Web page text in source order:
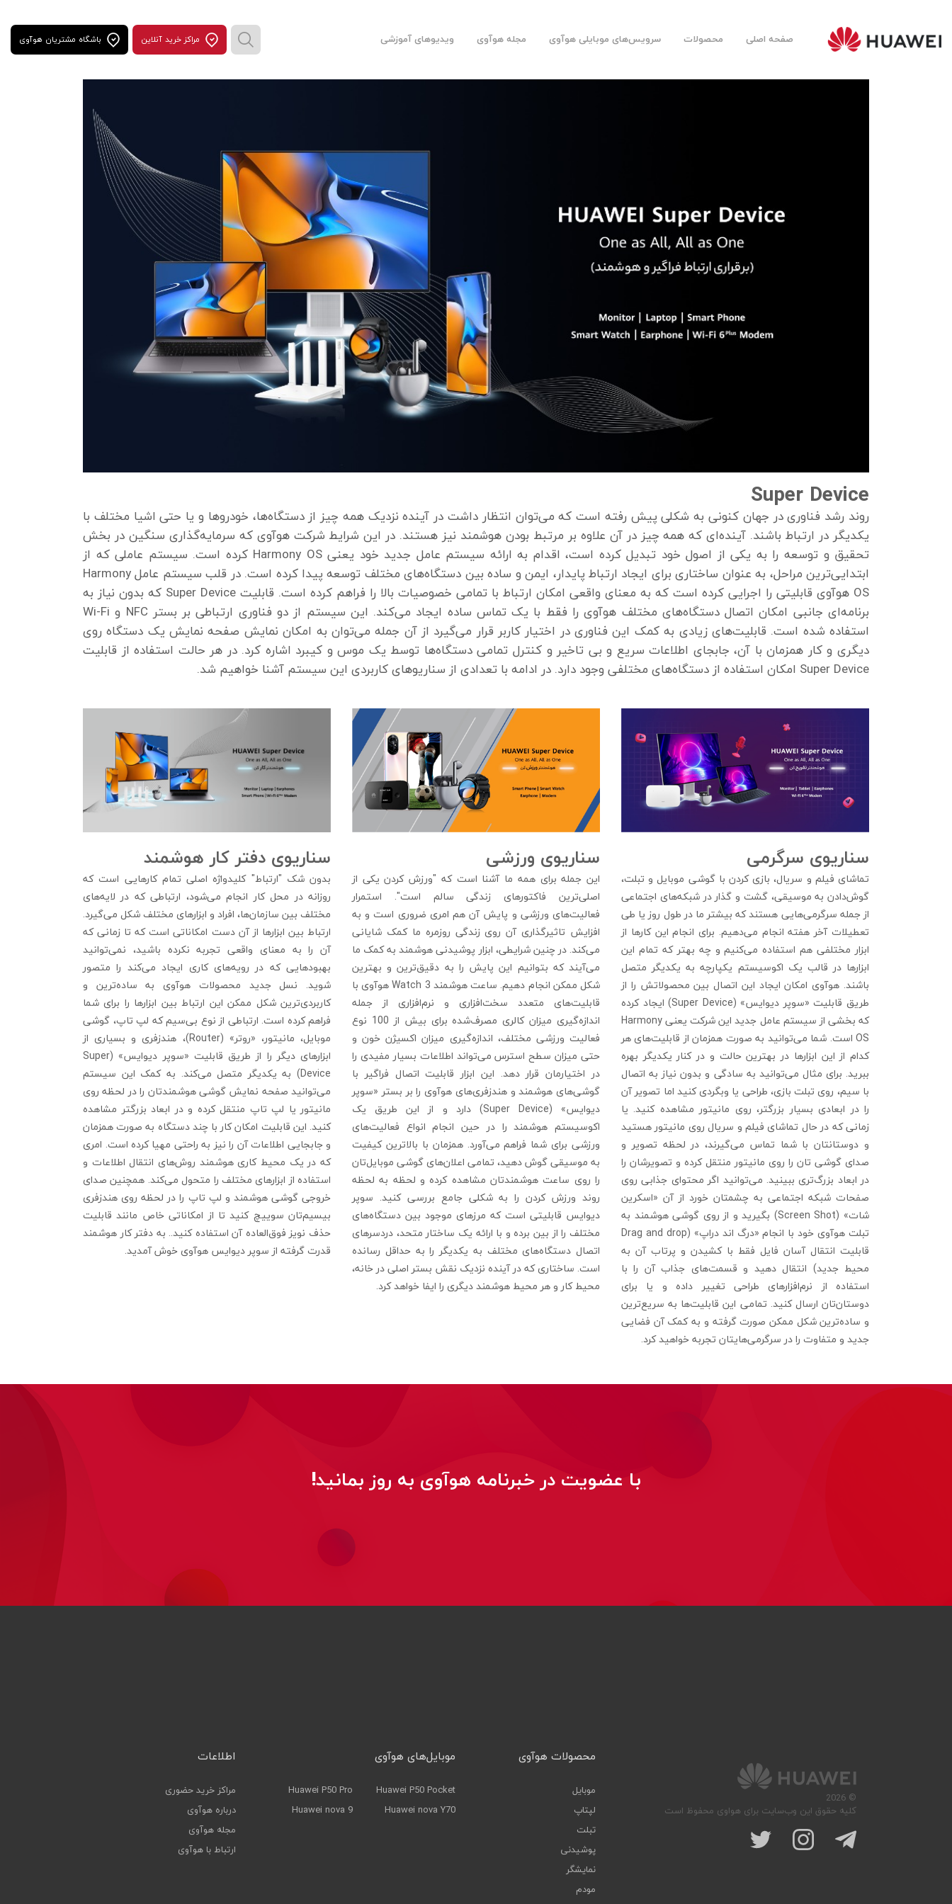
مراكز خريد آنلاين باشگاه مشتریان هوآوی صفحه اصلی محصولات سرویس‌های موبایلی هوآوی مجله هوآوی ویدیوهای آموزشی
Super Device
روند رشد فناوری در جهان کنونی به شکلی پیش رفته است که می‌توان انتظار داشت در آینده نزدیک همه چیز از دستگاه‌ها، خودروها و یا حتی اشیا مختلف با
یکدیگر در ارتباط باشند. آینده‌ای که همه چیز در آن علاوه بر مرتبط بودن هوشمند نیز هستند. در این شرایط شرکت هوآوی که سرمایه‌گذاری سنگین در بخش
تحقیق و توسعه را به یکی از اصول خود تبدیل کرده است، اقدام به ارائه سیستم عامل جدید خود یعنی Harmony OS کرده است. سیستم عاملی که از
ابتدایی‌ترین مراحل، به عنوان ساختاری برای ایجاد ارتباط پایدار، ایمن و ساده بین دستگاه‌های مختلف توسعه پیدا کرده است. در قلب سیستم عامل Harmony
OS هوآوی قابلیتی را اجرایی کرده است که به معنای واقعی امکان ارتباط با تمامی خصوصیات بالا را فراهم کرده است. قابلیت Super Device که بدون نیاز به
برنامه‌ای جانبی امکان اتصال دستگاه‌های مختلف هوآوی را فقط با یک تماس ساده ایجاد می‌کند. این سیستم از دو فناوری ارتباطی بر بستر NFC و Wi-Fi
استفاده شده است. قابلیت‌های زیادی به کمک این فناوری در اختیار کاربر قرار می‌گیرد از آن جمله می‌توان به امکان نمایش صفحه نمایش یک دستگاه روی
دیگری و کار همزمان با آن، جابجای اطلاعات سریع و بی تاخیر و کنترل تمامی دستگاه‌ها توسط یک موس و کیبرد اشاره کرد. در هر حالت استفاده از قابلیت
Super Device امکان استفاده از دستگاه‌های مختلفی وجود دارد. در ادامه با تعدادی از سناریوهای کاربردی این سیستم آشنا خواهیم شد.
سناریوی سرگرمی
تماشای فیلم و سریال، بازی کردن با گوشی موبایل و تبلت،
گوش‌دادن به موسیقی، گشت و گذار در شبکه‌های اجتماعی
از جمله سرگرمی‌هایی هستند که بیشتر ما در طول روز یا طی
تعطیلات آخر هفته انجام می‌دهیم. برای انجام این کارها از
ابزار مختلفی هم استفاده می‌کنیم و چه بهتر که تمام این
ابزارها در قالب یک اکوسیستم یکپارچه به یکدیگر متصل
باشند. هوآوی امکان ایجاد این اتصال بین محصولاتش را از
طریق قابلیت «سوپر دیوایس» (Super Device) ایجاد کرده
که بخشی از سیستم عامل جدید این شرکت یعنی Harmony
OS است. شما می‌توانید به صورت همزمان از قابلیت‌های هر
کدام از این ابزارها در بهترین حالت و در کنار یکدیگر بهره
ببرید. برای مثال می‌توانید به سادگی و بدون نیاز به اتصال
با سیم، روی تبلت بازی، طراحی یا وبگردی کنید اما تصویر آن
را در ابعادی بسیار بزرگتر، روی مانیتور مشاهده کنید. یا
زمانی که در حال تماشای فیلم و سریال روی مانیتور هستید
و دوستانتان با شما تماس می‌گیرند، در لحظه تصویر و
صدای گوشی تان را روی مانیتور منتقل کرده و تصویرشان را
در ابعاد بزرگ‌تری ببینید. می‌توانید اگر محتوای جذابی روی
صفحات شبکه اجتماعی به چشمتان خورد از آن «اسکرین
شات» (Screen Shot) بگیرید و از روی گوشی هوشمند به
تبلت هوآوی خود با انجام «درگ اند دراپ» (Drag and drop
قابلیت انتقال آسان فایل فقط با کشیدن و پرتاب آن به
محیط جدید) انتقال دهید و قسمت‌های جذاب آن را با
استفاده از نرم‌افزارهای طراحی تغییر داده و یا برای
دوستان‌تان ارسال کنید. تمامی این قابلیت‌ها به سریع‌ترین
و ساده‌ترین شکل ممکن صورت گرفته و به کمک آن فضایی
جدید و متفاوت را در سرگرمی‌هایتان تجربه خواهید کرد.
سناریوی ورزشی
این جمله برای همه ما آشنا است که "ورزش کردن یکی از
اصلی‌ترین فاکتورهای زندگی سالم است". استمرار
فعالیت‌های ورزشی و پایش آن هم امری ضروری است و به
افزایش تاثیرگذاری آن روی زندگی روزمره ما کمک شایانی
می‌کند. در چنین شرایطی، ابزار پوشیدنی هوشمند به کمک ما
می‌آیند که بتوانیم این پایش را به دقیق‌ترین و بهترین
شکل ممکن انجام دهیم. ساعت هوشمند Watch 3 هوآوی با
قابلیت‌های متعدد سخت‌افزاری و نرم‌افزاری از جمله
اندازه‌گیری میزان کالری مصرف‌شده برای بیش از 100 نوع
فعالیت ورزشی مختلف، اندازه‌گیری میزان اکسیژن خون و
حتی میزان سطح استرس می‌تواند اطلاعات بسیار مفیدی را
در اختیارمان قرار دهد. این ابزار قابلیت اتصال فراگیر با
گوشی‌های هوشمند و هندزفری‌های هوآوی را بر بستر «سوپر
دیوایس» (Super Device) دارد و از این طریق یک
اکوسیستم هوشمند را در حین انجام انواع فعالیت‌های
ورزشی برای شما فراهم می‌آورد. همزمان با بالاترین کیفیت
به موسیقی گوش دهید، تمامی اعلان‌های گوشی موبایل‌تان
را روی ساعت هوشمندتان مشاهده کرده و لحظه به لحظه
روند ورزش کردن را به شکلی جامع بررسی کنید. سوپر
دیوایس قابلیتی است که مرزهای موجود بین دستگاه‌های
مختلف را از بین برده و با ارائه یک ساختار متحد، دردسرهای
اتصال دستگاه‌های مختلف به یکدیگر را به حداقل رسانده
است. ساختاری که در آینده نزدیک نقش بستر اصلی در خانه،
محیط کار و هر محیط هوشمند دیگری را ایفا خواهد کرد.
سناریوی دفتر کار هوشمند
بدون شک "ارتباط" کلیدواژه اصلی تمام کارهایی است که
روزانه در محل کار انجام می‌شود، ارتباطی که در لایه‌های
مختلف بین سازمان‌ها، افراد و ابزارهای مختلف شکل می‌گیرد.
ارتباط بین ابزارها از آن دست امکاناتی است که تا زمانی که
آن را به معنای واقعی تجربه نکرده باشید، نمی‌توانید
بهبودهایی که در رویه‌های کاری ایجاد می‌کند را متصور
شوید. نسل جدید محصولات هوآوی به ساده‌ترین و
کاربردی‌ترین شکل ممکن این ارتباط بین ابزارها را برای شما
فراهم کرده است. ارتباطی از نوع بی‌سیم که لپ تاپ، گوشی
موبایل، مانیتور، «روتر» (Router)، هندزفری و بسیاری از
ابزارهای دیگر را از طریق قابلیت «سوپر دیوایس» (Super
Device) به یکدیگر متصل می‌کند. به کمک این سیستم
می‌توانید صفحه نمایش گوشی هوشمندتان را در لحظه روی
مانیتور یا لپ تاپ منتقل کرده و در ابعاد بزرگتر مشاهده
کنید. این قابلیت امکان کار با چند دستگاه به صورت همزمان
و جابجایی اطلاعات آن را نیز به راحتی مهیا کرده است. امری
که در یک محیط کاری هوشمند روش‌های انتقال اطلاعات و
استفاده از ابزارهای مختلف را متحول می‌کند. همچنین صدای
خروجی گوشی هوشمند و لپ تاپ را در لحظه روی هندزفری
بیسیم‌تان سوییچ کنید تا از امکاناتی خاص مانند قابلیت
حذف نویز فوق‌العاده آن استفاده کنید.. به دفتر کار هوشمند
قدرت گرفته از سوپر دیوایس هوآوی خوش آمدید.
با عضویت در خبرنامه هوآوی به روز بمانید!
© 2026
کلیه حقوق این وب‌سایت برای هواوی محفوظ است
محصولات هوآوی
موبایل
لپتاپ
تبلت
پوشیدنی
نمایشگر
مودم
موبایل‌های هوآوی
Huawei P50 Pocket
Huawei nova Y70
Huawei P50 Pro
Huawei nova 9
اطلاعات
مراکز خرید حضوری
درباره هوآوی
مجله هوآوی
ارتباط با هوآوی